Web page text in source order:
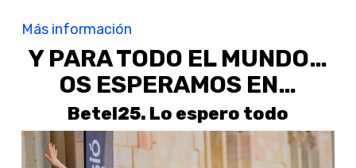
Más información
Y PARA TODO EL MUNDO…
OS ESPERAMOS EN…
Betel25. Lo espero todo